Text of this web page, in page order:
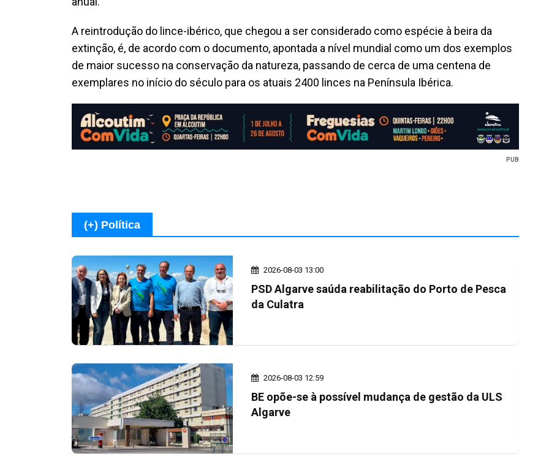
A reintrodução do lince-ibérico, que chegou a ser considerado como espécie à beira da
extinção, é, de acordo com o documento, apontada a nível mundial como um dos exemplos
de maior sucesso na conservação da natureza, passando de cerca de uma centena de
exemplares no início do século para os atuais 2400 linces na Península Ibérica.
PUB
(+) Política
2026-08-03 13:00
PSD Algarve saúda reabilitação do Porto de Pesca
da Culatra
2026-08-03 12:59
BE opõe-se à possível mudança de gestão da ULS
Algarve